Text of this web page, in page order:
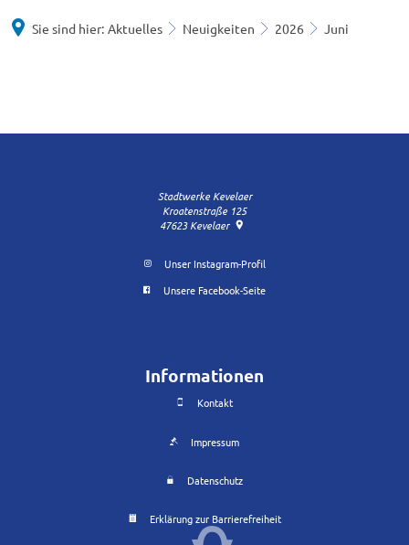
Sie sind hier: Aktuelles Neuigkeiten 2026 Juni
Stadtwerke Kevelaer
Kroatenstraße 125
47623 Kevelaer
Unser Instagram-Profil
Unsere Facebook-Seite
Informationen
Kontakt
Impressum
Datenschutz
Erklärung zur Barrierefreiheit